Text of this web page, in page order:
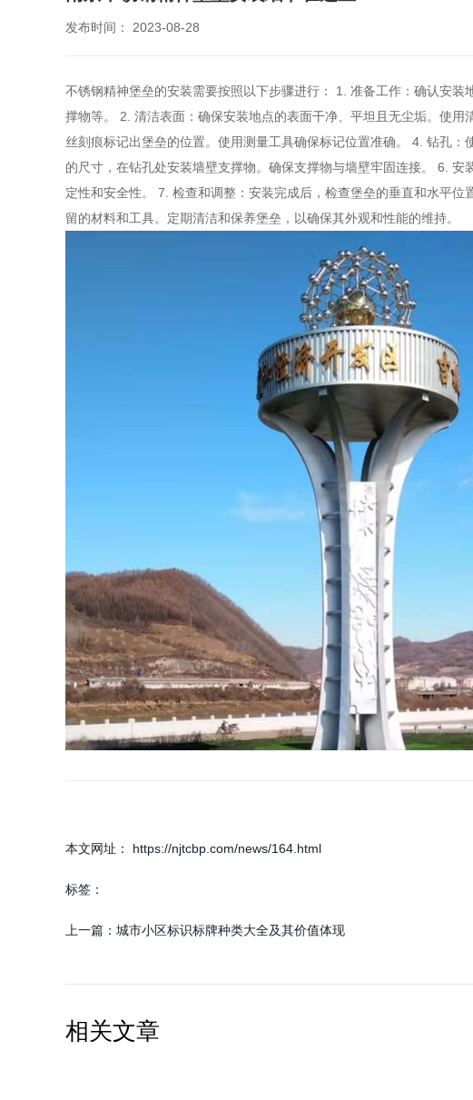
发布时间： 2023-08-28
不锈钢精神堡垒的安装需要按照以下步骤进行： 1. 准备工作：确认安
撑物等。 2. 清洁表面：确保安装地点的表面干净、平坦且无尘垢。使
丝刻痕标记出堡垒的位置。使用测量工具确保标记位置准确。 4. 钻孔
的尺寸，在钻孔处安装墙壁支撑物。确保支撑物与墙壁牢固连接。 6.
定性和安全性。 7. 检查和调整：安装完成后，检查堡垒的垂直和水平
留的材料和工具。定期清洁和保养堡垒，以确保其外观和性能的维持。
本文网址： https://njtcbp.com/news/164.html
标签：
上一篇： 城市小区标识标牌种类大全及其价值体现
相关文章